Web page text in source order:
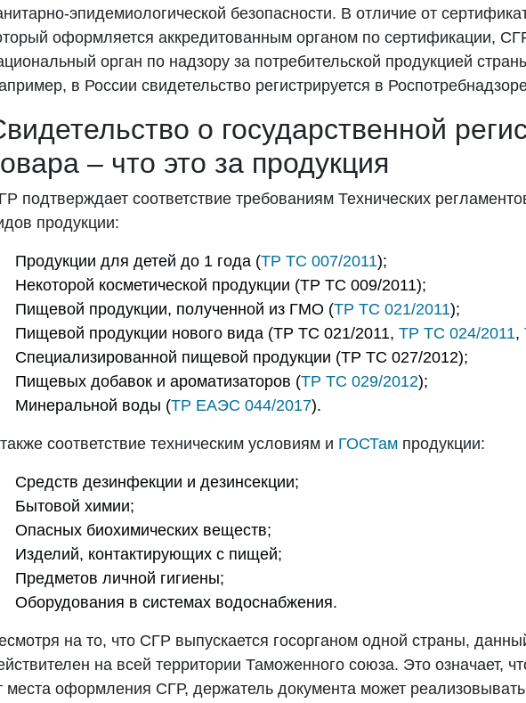
эпидемиологической безопасности. В отличие от
оформляется аккредитованным органом по сертификации,
орган по надзору за потребительской продукцией
в России свидетельство регистрируется в
о государственной
– что это за продукция
подтверждает соответствие требованиям Технических
продукции:
Продукции для детей до 1 года (ТР ТС 007/2011);
Некоторой косметической продукции (ТР ТС 009/2011);
Пищевой продукции, полученной из ГМО (ТР ТС 021/2011);
Пищевой продукции нового вида (ТР ТС 021/2011, ТР ТС 024/2011,
Специализированной пищевой продукции (ТР ТС 027/2012);
Пищевых добавок и ароматизаторов (ТР ТС 029/2012);
Минеральной воды (ТР ЕАЭС 044/2017).
соответствие техническим условиям и ГОСТам продукции:
Средств дезинфекции и дезинсекции;
Бытовой химии;
Опасных биохимических веществ;
Изделий, контактирующих с пищей;
Предметов личной гигиены;
Оборудования в системах водоснабжения.
на то, что СГР выпускается госорганом одной страны,
на всей территории Таможенного союза. Это означает,
места оформления СГР, держатель документа может